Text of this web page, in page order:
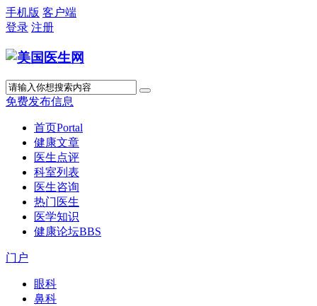
手机版 客户端
登录 注册
免费发布信息
首页Portal
健康文章
医生点评
科室列表
医生咨询
热门医生
医学知识
健康论坛BBS
门户
眼科
鼻科